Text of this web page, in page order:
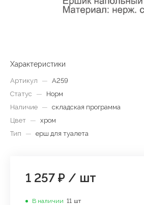
Характеристики
Артикул — A259
Статус
—
Норм
Наличие — складская программа
Цвет — хром
Тип
— ерш для туалета
1 257 ₽ / шт
В наличии 11 шт